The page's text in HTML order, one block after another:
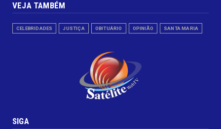
VEJA TAMBÉM
CELEBRIDADES JUSTIÇA OBITUÁRIO OPINIÃO SANTA MARIA
SIGA